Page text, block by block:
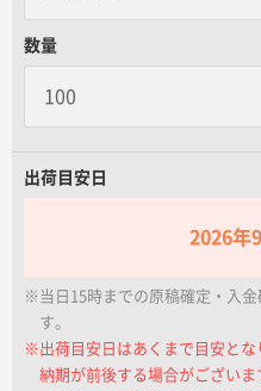
再注文について
よくあるご質問
数量
出荷目安日
2026年
※当日15時までの原稿確定・入
す。
※出荷目安日はあくまで目安とな
納期が前後する場合がござい